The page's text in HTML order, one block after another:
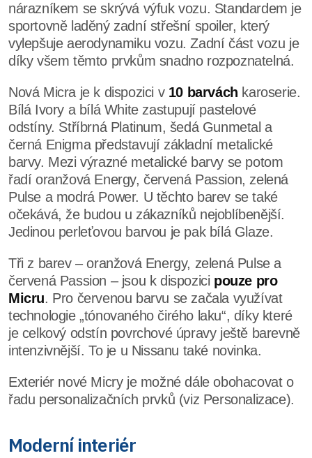
nárazníkem se skrývá výfuk vozu. Standardem je
sportovně laděný zadní střešní spoiler, který
vylepšuje aerodynamiku vozu. Zadní část vozu je
díky všem těmto prvkům snadno rozpoznatelná.
Nová Micra je k dispozici v 10 barvách karoserie.
Bílá Ivory a bílá White zastupují pastelové
odstíny. Stříbrná Platinum, šedá Gunmetal a
černá Enigma představují základní metalické
barvy. Mezi výrazné metalické barvy se potom
řadí oranžová Energy, červená Passion, zelená
Pulse a modrá Power. U těchto barev se také
očekává, že budou u zákazníků nejoblíbenější.
Jedinou perleťovou barvou je pak bílá Glaze.
Tři z barev – oranžová Energy, zelená Pulse a
červená Passion – jsou k dispozici pouze pro
Micru. Pro červenou barvu se začala využívat
technologie „tónovaného čirého laku“, díky které
je celkový odstín povrchové úpravy ještě barevně
intenzivnější. To je u Nissanu také novinka.
Exteriér nové Micry je možné dále obohacovat o
řadu personalizačních prvků (viz Personalizace).
Moderní interiér